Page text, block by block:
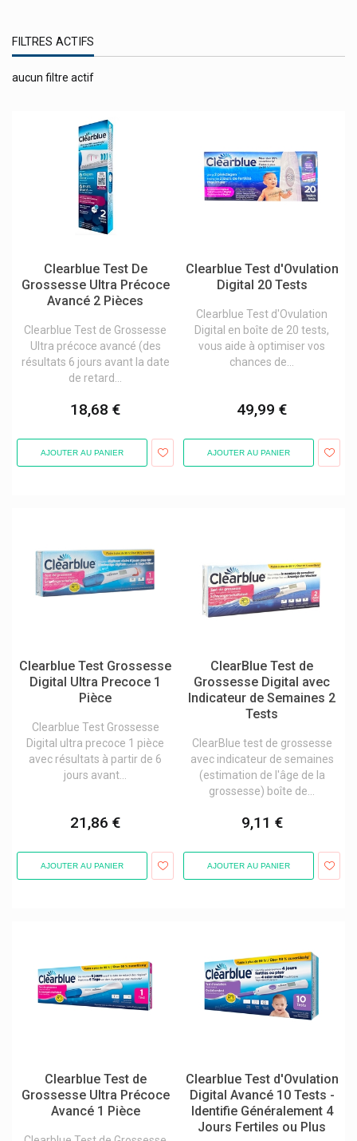
Contralco
Contrel
Cooperation Pharmaceutique Francaise
Credophar
Crescina
Curaprox Soins Dentaires Suisse Premium
Cyclotest
Dafalgan Upsa
Daflon 500 Mg Servier
Darphin Cosmétique
Delpharm Gaillard
Densmore Laboratoires
Dentaid Perio Aid / Vitis / Interprox / Halita
Dental Care Paw Patrol
Dépile Argile
Depot The Male Tools
Deprophar
Derma Globe
Dermatix
Dermeal
Dermophil Mains Et Lèvres
Desen
Deumavan
Devesa Dr. Reingraber
FILTRES ACTIFS
aucun filtre actif
Clearblue Test De
Grossesse Ultra Précoce
Avancé 2 Pièces
Clearblue Test de Grossesse
Ultra précoce avancé (des
résultats 6 jours avant la date
de retard...
18,68 €
AJOUTER AU PANIER
Clearblue Test d'Ovulation
Digital 20 Tests
Clearblue Test d'Ovulation
Digital en boîte de 20 tests,
vous aide à optimiser vos
chances de...
49,99 €
AJOUTER AU PANIER
Clearblue Test Grossesse
Digital Ultra Precoce 1
Pièce
Clearblue Test Grossesse
Digital ultra precoce 1 pièce
avec résultats à partir de 6
jours avant...
21,86 €
AJOUTER AU PANIER
ClearBlue Test de
Grossesse Digital avec
Indicateur de Semaines 2
Tests
ClearBlue test de grossesse
avec indicateur de semaines
(estimation de l'âge de la
grossesse) boîte de...
9,11 €
AJOUTER AU PANIER
Clearblue Test de
Grossesse Ultra Précoce
Avancé 1 Pièce
Clearblue Test d'Ovulation
Digital Avancé 10 Tests -
Identifie Généralement 4
Jours Fertiles ou Plus